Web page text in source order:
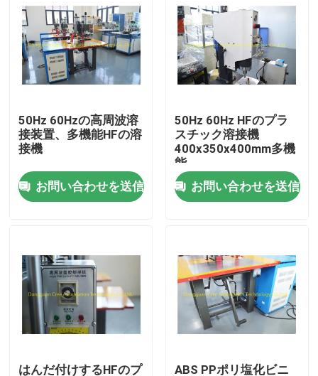
企業情報
接触
HFのプラスチック溶接機
超音波プラスチック溶接機
高周波溶接装置
まめの包装機械
無線周波数の溶接装置
50Hz 60Hzの高周波溶
接装置、多機能HFの溶
接機
お問い合わせを送信
50Hz 60Hz HFのプラ
スチック溶接機
400x350x400mm多機
能
お問い合わせを送信
はんだ付けするHFのプ ABS PPポリ塩化ビニ